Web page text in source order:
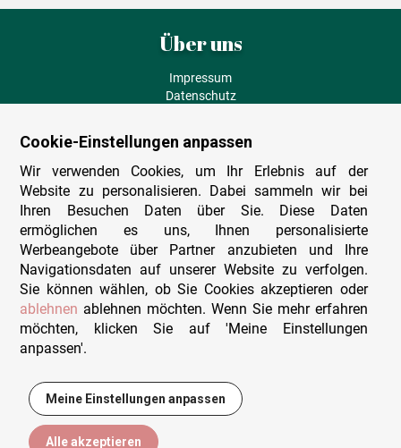
3,00 €
Über uns
Impressum
Datenschutz
Versand und Lieferung
Zahlungsarten
Herstellungsland
Widerruf
Sitemap
Beratung & Support
Wir sind persönlich erreichbar
+49 (0)341 4912 210
Kontakt-Formular
Cookie-Einstellungen anpassen
Wir verwenden Cookies, um Ihr Erlebnis auf der
Website zu personalisieren. Dabei sammeln wir bei
Ihren Besuchen Daten über Sie. Diese Daten
ermöglichen es uns, Ihnen personalisierte
Werbeangebote über Partner anzubieten und Ihre
Navigationsdaten auf unserer Website zu verfolgen.
Sie können wählen, ob Sie Cookies akzeptieren oder
ablehnen ablehnen möchten. Wenn Sie mehr erfahren
möchten, klicken Sie auf 'Meine Einstellungen
anpassen'.
Meine Einstellungen anpassen
Alle akzeptieren